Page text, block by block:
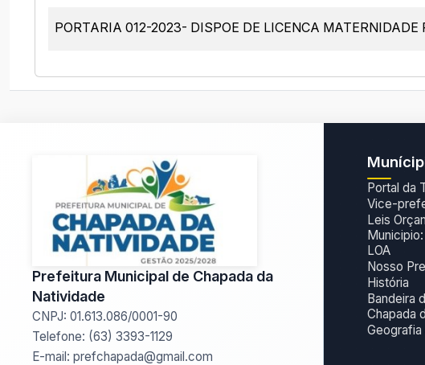
PORTARIA 012-2023- DISPOE DE LICENCA
Prefeitura Municipal de Chapada da
Natividade
CNPJ: 01.613.086/0001-90
Telefone: (63) 3393-1129
E-mail: prefchapada@gmail.com
Portal da
Vice-
Leis
LOA
Nosso
História
Bandeira
Chapada
Geografia